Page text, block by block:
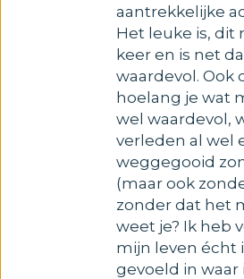
aantrekkelijke
Het leuke is, dit
keer en is net
waardevol. Ook
hoelang je wat
wel waardevol,
verleden al wel
weggegooid
(maar ook
zonder dat het
weet je? Ik heb
mijn leven écht
gevoeld in waar